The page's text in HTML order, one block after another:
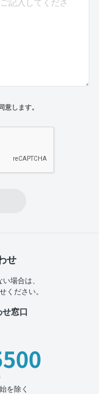
意します。
せ
場合は、
ください。
窓口
を除く